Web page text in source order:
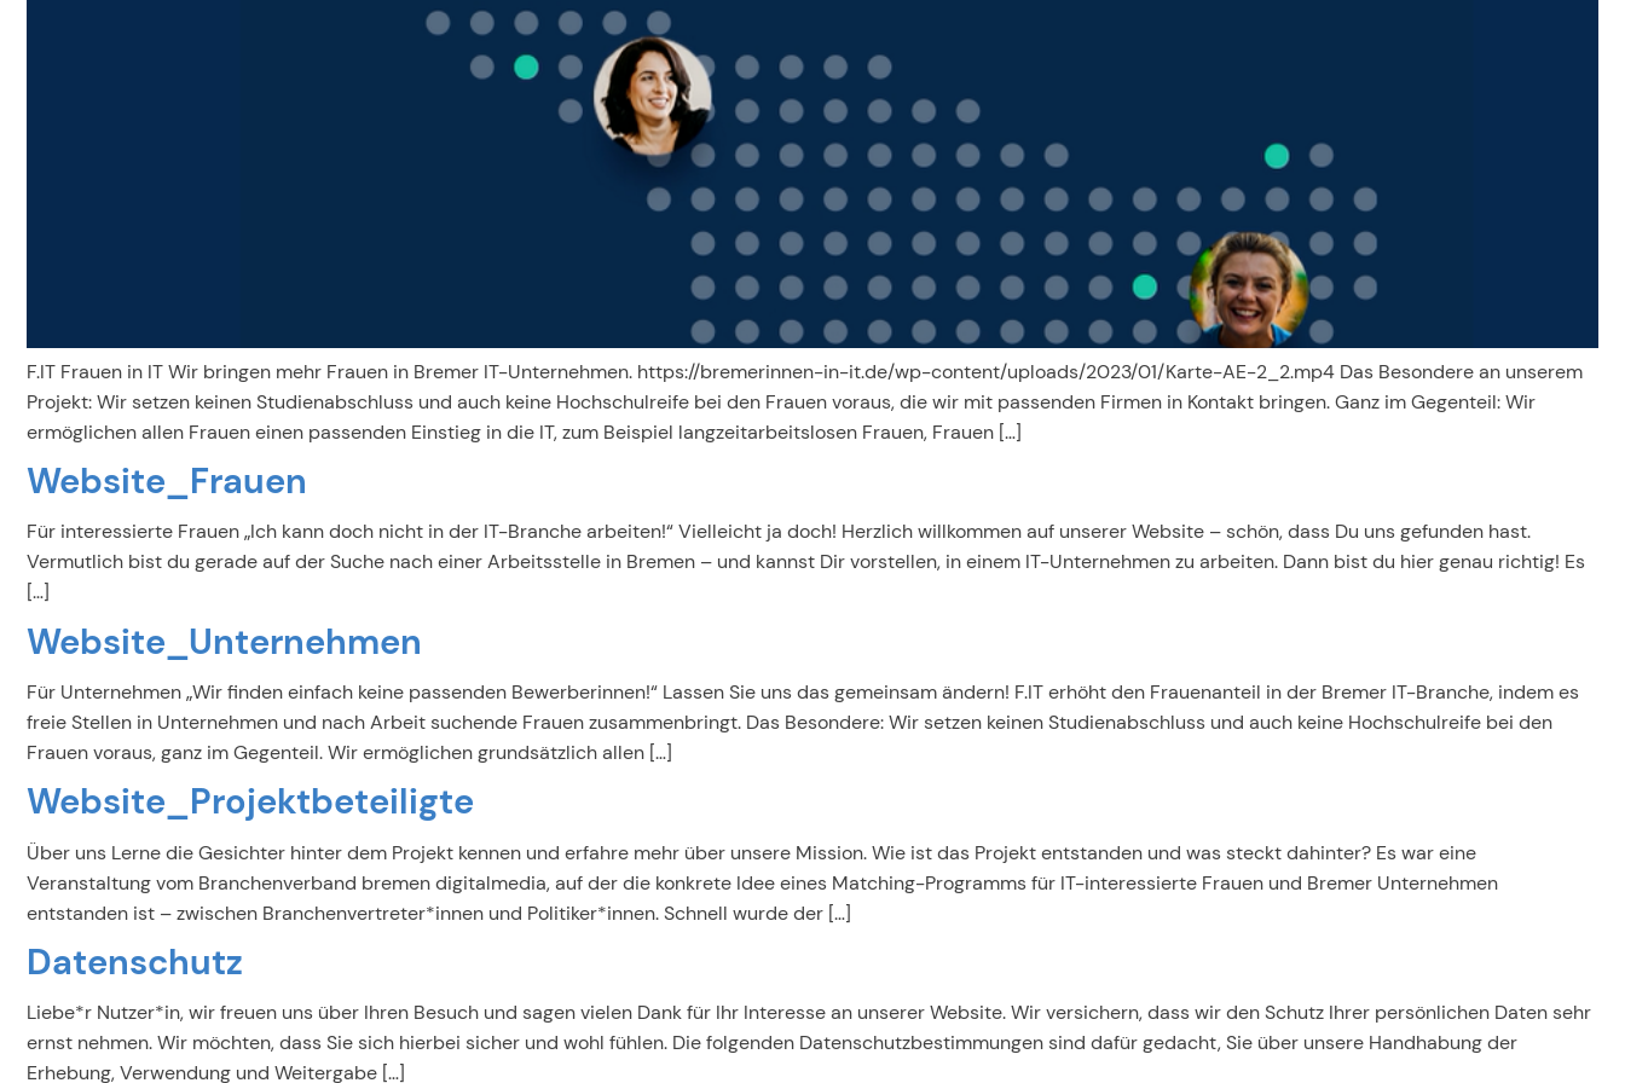
F.IT Frauen in IT Wir bringen mehr Frauen in Bremer IT-Unternehmen. https://bremerinnen-in-it.de/wp-content/uploads/2023/01/Karte-AE-2_2.mp4 Das Besondere an unserem
Projekt: Wir setzen keinen Studienabschluss und auch keine Hochschulreife bei den Frauen voraus, die wir mit passenden Firmen in Kontakt bringen. Ganz im Gegenteil: Wir
ermöglichen allen Frauen einen passenden Einstieg in die IT, zum Beispiel langzeitarbeitslosen Frauen, Frauen […]
Website_Frauen
Für interessierte Frauen „Ich kann doch nicht in der IT-Branche arbeiten!“ Vielleicht ja doch! Herzlich willkommen auf unserer Website – schön, dass Du uns gefunden hast.
Vermutlich bist du gerade auf der Suche nach einer Arbeitsstelle in Bremen – und kannst Dir vorstellen, in einem IT-Unternehmen zu arbeiten. Dann bist du hier genau richtig! Es
[…]
Website_Unternehmen
Für Unternehmen „Wir finden einfach keine passenden Bewerberinnen!“ Lassen Sie uns das gemeinsam ändern! F.IT erhöht den Frauenanteil in der Bremer IT-Branche, indem es
freie Stellen in Unternehmen und nach Arbeit suchende Frauen zusammenbringt. Das Besondere: Wir setzen keinen Studienabschluss und auch keine Hochschulreife bei den
Frauen voraus, ganz im Gegenteil. Wir ermöglichen grundsätzlich allen […]
Website_Projektbeteiligte
Über uns Lerne die Gesichter hinter dem Projekt kennen und erfahre mehr über unsere Mission. Wie ist das Projekt entstanden und was steckt dahinter? Es war eine
Veranstaltung vom Branchenverband bremen digitalmedia, auf der die konkrete Idee eines Matching-Programms für IT-interessierte Frauen und Bremer Unternehmen
entstanden ist – zwischen Branchenvertreter*innen und Politiker*innen. Schnell wurde der […]
Datenschutz
Liebe*r Nutzer*in, wir freuen uns über Ihren Besuch und sagen vielen Dank für Ihr Interesse an unserer Website. Wir versichern, dass wir den Schutz Ihrer persönlichen Daten sehr
ernst nehmen. Wir möchten, dass Sie sich hierbei sicher und wohl fühlen. Die folgenden Datenschutzbestimmungen sind dafür gedacht, Sie über unsere Handhabung der
Erhebung, Verwendung und Weitergabe […]